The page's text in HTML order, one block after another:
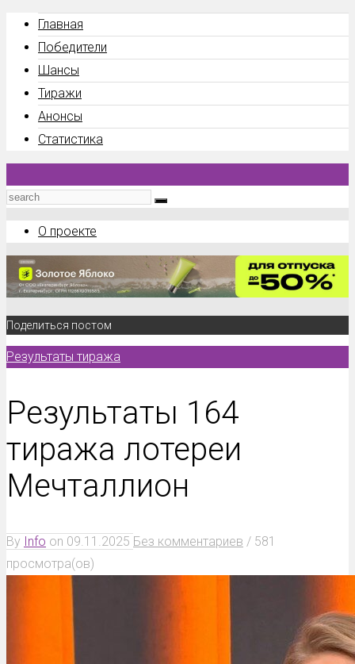
Главная
Победители
Шансы
Тиражи
Анонсы
Статистика
О проекте
Поделиться постом
Результаты тиража
Результаты 164
тиража лотереи
Мечталлион
By Info on 09.11.2025 Без комментариев / 581
просмотра(ов)